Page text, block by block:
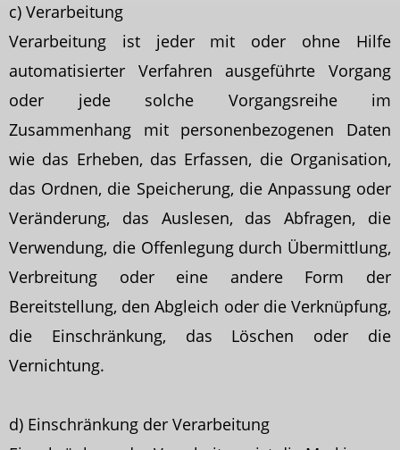
c) Verarbeitung
Verarbeitung ist jeder mit oder ohne Hilfe
automatisierter Verfahren ausgeführte Vorgang
oder jede solche Vorgangsreihe im
Zusammenhang mit personenbezogenen Daten
wie das Erheben, das Erfassen, die Organisation,
das Ordnen, die Speicherung, die Anpassung oder
Veränderung, das Auslesen, das Abfragen, die
Verwendung, die Offenlegung durch Übermittlung,
Verbreitung oder eine andere Form der
Bereitstellung, den Abgleich oder die Verknüpfung,
die Einschränkung, das Löschen oder die
Vernichtung.
d) Einschränkung der Verarbeitung